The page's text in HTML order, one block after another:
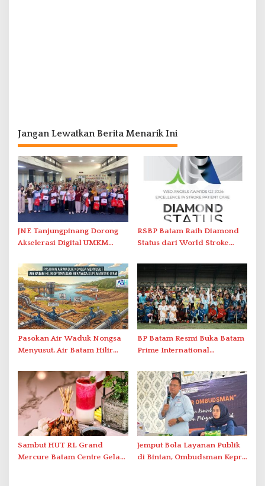
Jangan Lewatkan Berita Menarik Ini
JNE Tanjungpinang Dorong
Akselerasi Digital UMKM
2026
RSBP Batam Raih Diamond
Status dari World Stroke
Berstandar Internasional
Pasokan Air Waduk Nongsa
Menyusut, Air Batam Hilir
Antar-IPAM
BP Batam Resmi Buka Batam
Prime International
2026 di Stadion Temenggung
Abdul Jamal
Sambut HUT RI, Grand
Mercure Batam Centre Gelar
Jemput Bola Layanan Publik
di Bintan, Ombudsman Kepri